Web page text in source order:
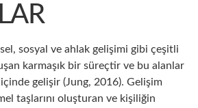
sosyal ve ahlak gelişimi gibi çeşitli
karmaşık bir süreçtir ve bu alanlar
gelişir (Jung, 2016). Gelişim
taşlarını oluşturan ve kişiliğin